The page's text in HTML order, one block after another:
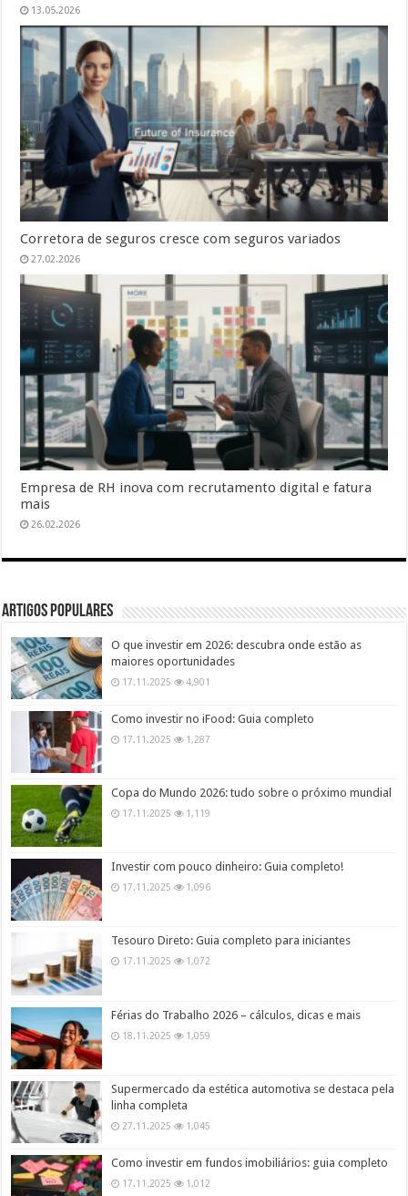
13.05.2026
Corretora de seguros cresce com seguros variados
27.02.2026
Empresa de RH inova com recrutamento digital e fatura
mais
26.02.2026
Artigos populares
O que investir em 2026: descubra onde estão as
maiores oportunidades
17.11.2025 4,901
Como investir no iFood: Guia completo
17.11.2025 1,287
Copa do Mundo 2026: tudo sobre o próximo mundial
17.11.2025 1,119
Investir com pouco dinheiro: Guia completo!
17.11.2025 1,096
Tesouro Direto: Guia completo para iniciantes
17.11.2025 1,072
Férias do Trabalho 2026 – cálculos, dicas e mais
18.11.2025 1,059
Supermercado da estética automotiva se destaca pela
linha completa
27.11.2025 1,045
Como investir em fundos imobiliários: guia completo
17.11.2025 1,012